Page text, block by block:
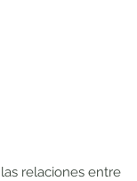
relaciones entre